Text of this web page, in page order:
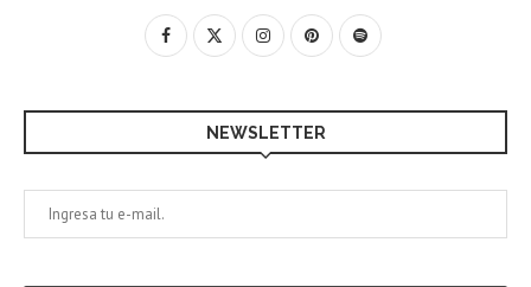
NEWSLETTER